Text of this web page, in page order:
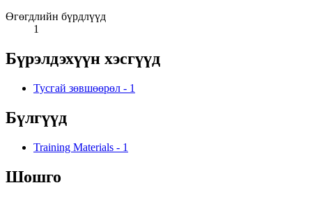
Өгөгдлийн бүрдлүүд
1
Бүрэлдэхүүн хэсгүүд
Тусгай зөвшөөрөл - 1
Бүлгүүд
Training Materials - 1
Шошго